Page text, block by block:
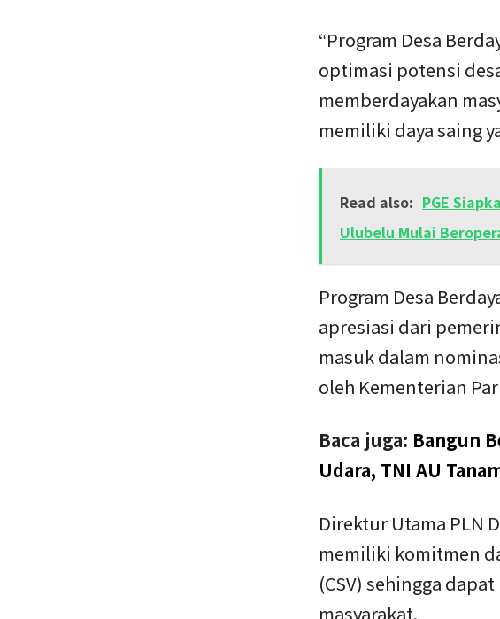
“Program Desa
optimasi potensi
memberdayakan
memiliki daya saing
Read also: PGE
Ulubelu Mulai
Program Desa
apresiasi dari
masuk dalam
oleh Kementerian
Baca juga: Bangun
Udara, TNI AU
Direktur Utama PLN
memiliki komitmen
(CSV) sehingga
masyarakat.